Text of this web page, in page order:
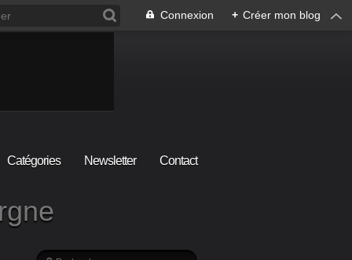
Connexion + Créer mon blog
Catégories Newsletter Contact